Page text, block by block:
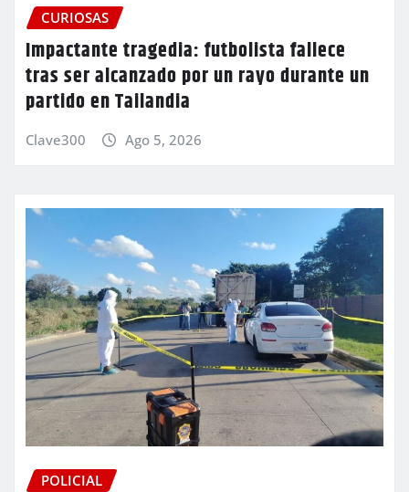
CURIOSAS
Impactante tragedia: futbolista fallece
tras ser alcanzado por un rayo durante un
partido en Tailandia
Clave300 Ago 5, 2026
POLICIAL